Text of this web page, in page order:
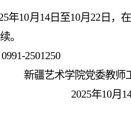
年10月14日至10月22日
。
0991-2501250
新疆艺术学院党委教师
2025年10月